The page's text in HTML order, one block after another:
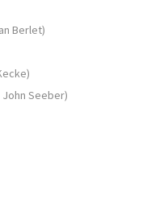
Berlet)
)
John Seeber)